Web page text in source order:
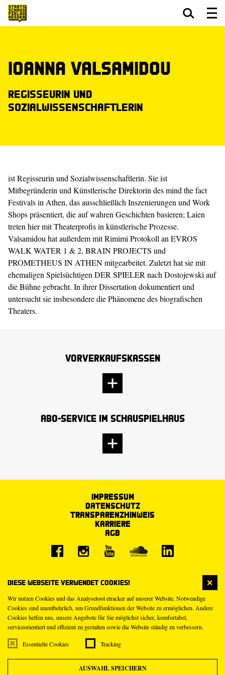
Diese Webseite verwendet Cookies!
Wir nutzen Cookies und das Analysetool etracker auf unserer Website. Notwendige
Cookies sind unentbehrlich, um Grundfunktionen der Website zu ermöglichen. Andere
Cookies helfen uns, unsere Angebote für Sie möglichst sicher, komfortabel,
serviceorientiert und effizient zu gestalten sowie die Website ständig zu verbessern.
Essentielle Cookies Tracking
AUSWAHL SPEICHERN
Ioanna Valsamidou
Regisseurin und
Sozialwissenschaftlerin
ist Regisseurin und Sozialwissenschaftlerin. Sie ist
Mitbegründerin und Künstlerische Direktorin des mind the fact
Festivals in Athen, das ausschließlich Inszenierungen und Work
Shops präsentiert, die auf wahren Geschichten basieren; Laien
treten hier mit Theaterprofis in künstlerische Prozesse.
Valsamidou hat außerdem mit Rimimi Protokoll an EVROS
WALK WATER 1 & 2, BRAIN PROJECTS und
PROMETHEUS IN ATHEN mitgearbeitet. Zuletzt hat sie mit
ehemaligen Spielsüchtigen DER SPIELER nach Dostojewski auf
die Bühne gebracht. In ihrer Dissertation dokumentiert und
untersucht sie insbesondere die Phänomene des biografischen
Theaters.
Vorverkaufskassen
Abo-Service im Schauspielhaus
Impressum
Datenschutz
Transparenzhinweis
Karriere
AGB